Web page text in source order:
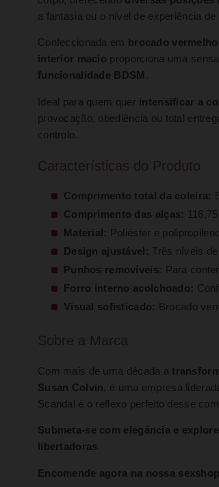
a fantasia ou o nível de experiência de
Confeccionada em brocado
interior macio proporciona uma
funcionalidade BDSM
Ideal para quem quer intensificar a
provocação, obediência ou total
controlo.
Características do Produto
Comprimento total da coleira:
Comprimento das alças:
Material: Poliéster e polipropileno
Design ajustável: Três níveis
Punhos removíveis: Para
Forro interno acolchoado:
Visual sofisticado: Brocado
Sobre a Marca
Com mais de uma década a
Susan Colvin, é uma empresa
Scandal é o reflexo perfeito desse
Submeta-se com elegância e
libertadoras.
Encomende agora na nossa